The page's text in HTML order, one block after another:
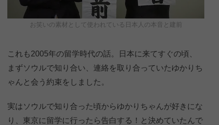
お笑いの素材として使われている日本人の本音と建前
これも2005年の留学時代の話。日本に来てすぐの頃、
まずソウルで知り合い、連絡を取り合っていたゆかりち
ゃんと会う約束をしました。
実はソウルで知り合った頃からゆかりちゃんが好きにな
り、東京に留学に行ったら告白する！と決めていたんで